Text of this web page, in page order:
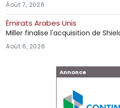
Août 7, 2026
Émirats Arabes Unis
Miller finalise l'acquisition de
Août 6, 2026
Annonce